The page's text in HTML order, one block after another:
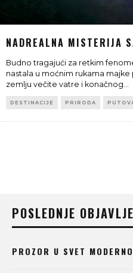
NADREALNA MISTERIJA
Budno tragajući za retkim
nastala u moćnim rukama majke
zemlju večite vatre i konačnog
DESTINACIJE PRIRODA
POSLEDNJE
PROZOR U SVET